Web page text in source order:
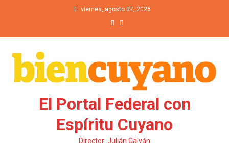
viernes, agosto 07, 2026
El Portal Federal con
Espíritu Cuyano
Director: Julián Galván